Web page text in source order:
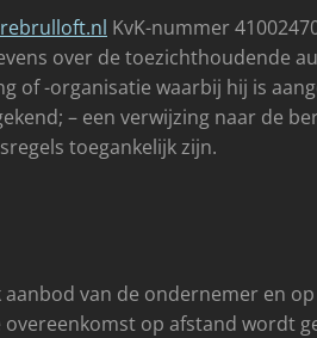
KvK-nummer
over de toezichthoudende
of -organisatie waarbij hij is
– een verwijzing naar de
toegankelijk zijn.
van de ondernemer en
op afstand wordt